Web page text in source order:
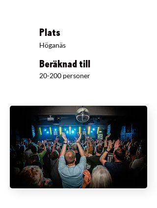
Plats
Höganäs
Beräknad till
20-200 personer